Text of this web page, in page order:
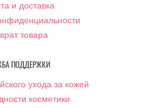
и доставка
товара
ПОДДЕРЖКИ
ухода за кожей
косметики